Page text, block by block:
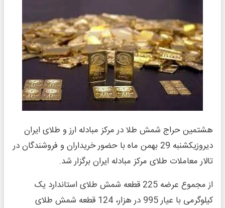
هشتمین حراج شمش طلا در مرکز مبادله ارز و طلای ایران
دیروزیکشنبه 29 بهمن ماه با حضور خریداران و فروشندگان در
تالار معاملات طلای مرکز مبادله ایران برگزار شد.
از مجموع عرضه 225 قطعه شمش طلای استاندارد یک
کیلوگرمی با عیار 995 در هزار، 124 قطعه شمش طلای